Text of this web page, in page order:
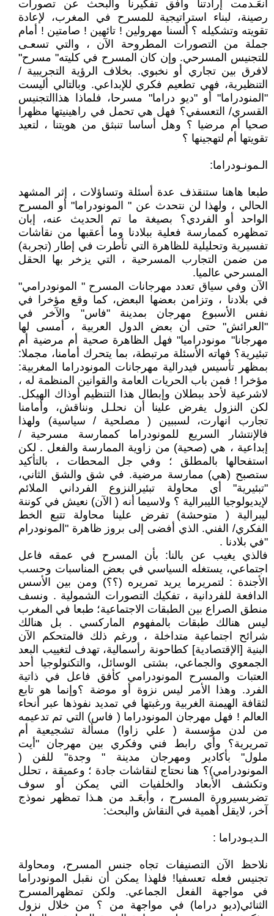
انعَـدمت إرادتنا وأفق تفكيرنا والبحث عن تصورات
رصينة، لبناء استراتيجية للمسرح في المغرب، لإعادة
تقويته وتشكيله ؟ ألسنا مهرولين ! تائهين ! صامتين ! أمام
جملة من التصورات المطروحة الآن ، والتي تسعـى
للتجنيس المسرحي. وإن كان المسرح في كليته" مسرح"
لافرق بين تجاري أو نخبوي. بخلاف الرؤية التجريبية /
التنظيرية، فهي تطعيم فكري للإبداعي. وبالتالي أليست
"المنودراما" أو "ديو دراما" مسرحا، فلماذا هذاالتجنيس
القسري/ التعسفي؟ فهل هي تحمل في راهينيتها مظهرا
صحيا أم مرضيا ؟ وهل أساسا تنبثق من هويتنا ، لتعيد
تقويتها أم لتهجينها ؟
الـمونـودراما:
طبعا هاهنا ستنقذف عدة أسئلة وتساؤلات ، إثر المشهد
الحالي ، ولهذا لن نتحدث عن " المونودراما" أو المسرح
الواحد أو الفردي؟ بصيغة ما تم الحديث عنه، إبان
تمظهره كممارسة فعلية ببلادنا وما أعقبها من نقاشات
تفسيرية وتحليلية للظاهرة التي تأطرت في إطار (تجربة)
من ضمن التجارب المسرحية ، التي يزخر بها الحقل
المسرحي عالميا.
الآن وفي سياق تعدد مهرجانات المسرح " المونودرامي"
في بلادنا ، وتزامن بعضها البعض، كما وقع مؤخرا في
نفس الأسبوع مهرجان بمدينة "فاس" والآخر في
"العرائش" حتى أن بعض الدول العربية ، أمسى لها
مهرجانا" مونودراميا" فهل الظاهرة صحية أم مرضية أم
تبئيرية؟ فهاته الأسئلة مرتبطة، بما يتحرك أمامنا، مجملا:
بمظهر تأسيس فيدرالية مهرجانات المونودراما المغربية:
مؤخرا ! فمن باب الحريات العامة والقوانين المنظمة له ،
لاشرعية لأحد ببطلان وإبطال هذا التنظيم أوذاك الهيكل.
لكن النزول يفرض علينا أن نحلـل ونناقش، وأمامنا
تجارب انهارت، لسببين ( مصلحية / سياسية) ولهذا
فالإنتشار السريع للمونودراما كممارسة مسرحية /
إبداعية ، هي (صحية) من زاوية الممارسة والفعل . لكن
استفحالها بالمطلق ؛ وفي جل المحطات ، بالتأكيد
ستصبح (هي) ممارسة مرضية. في شق والشق الثاني،
"تبئيرية" أي محاولة تبئيرالنزوع الفرداني الملائم
لإيديولوجيا الليبرالية ؟ ولاسيما أنه ( الآن) نعيش في كوننة
ليبرالية ( متوحشة) تفرض علينا محاولة تتبع الخط
الفكري/ الفني. الذي أفضى إلى بروز ظاهرة "المونودرام
"في بلادنا .
فالذي يغيب عن بالنا: بأن المسرح في عمقه فاعل
اجتماعي، يستغله السياسي في بعض المناسبات وحسب
الأجندة : لتمريرما يريد تمريره (؟؟) ومن بين الأسس
الدافعة للفردانية ، تفكيك التصورات الشمولية . ونسف
منطق الصراع بين الطبقات الاجتماعية؛ طبعا في المغرب
ليس هنالك طبقات بالمفهوم الماركسي . بل هنالك
شرائح اجتماعية متداخلة ، ورغم ذلك فالمتحكم الآن
البنية [الإقتصادية] كطاحونة رأسمالية، تهدف لتغييب البعد
الجمعوي والجماعي، بشتى الوسائل، والتكنولوجيا أحد
العتبات والمسرح المونودرامي كأفق فاعل في ذاتية
الفرد. وهذا الأمر ليس نزوة أو موضة ؟وإنما هو تابع
لثقافة الهيمنة الغربية ورغبتها في تمديد نفوذها عبر أنحاء
العالم ! فهل مهرجان المونودراما ( فاس) التي تم تدعيمه
من لدن مؤسسة ( علي زاوا) مسألة تشجيعية أم
تمريرية؟ وأي رابط فني وفكري بين مهرجان "أيت
ملول" بأكادير ومهرجان مدينة " وجدة" للفن (
المونودرامي)؟ هنا نحتاج لنقاشات جادة ؛ وعميقة ، تحلل
وتكشف الأبعاد والخلفيات التي يمكن أو سوف
تضربسيرورة المسرح ، وأبعَـد من هـذا تمظهر نموذج
آخر، لايقل أهمية في النقاش والبحث:
الـديـودراما :
نلاحظ الآن التصنيفات تجاه جنس المسرح، ومحاولة
تجنيس فعله تعسفيا! فلهذا يمكن أن نقبل المونودراما
في مواجهة الفعل الجماعي. ولكن تمظهرالمسرح
الثنائي(ديو دراما) في مواجهة من ؟ من خلال نزول